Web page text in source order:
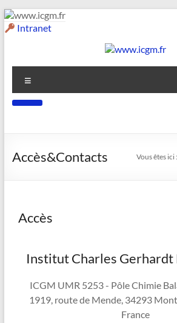
Intranet
Accès&Contacts Vous êtes ici
Accès
Institut Charles
ICGM UMR 5253 - Pôle Chimie
1919, route de Mende, 34293
France